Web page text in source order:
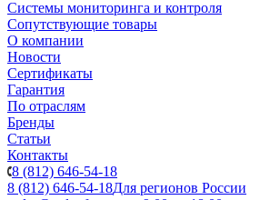
Системы мониторинга и контроля
Сопутствующие товары
О компании
Новости
Сертификаты
Гарантия
По отраслям
Бренды
Статьи
Контакты
8 (812) 646-54-18
8 (812) 646-54-18Для регионов России